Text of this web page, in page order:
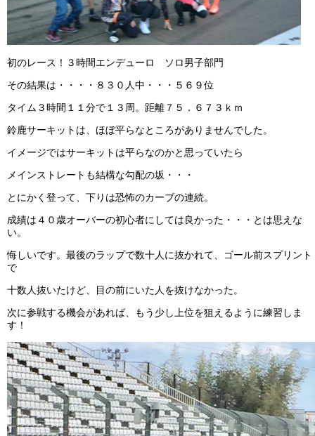
初のレース！３時間エンデューロ ソロ男子部門
その結果は・・・・８３０人中・・・５６９位
タイム３時間１１分で１３周。距離７５．６７３ｋｍ
鈴鹿サーキットは、ほぼ平らなところがありませんでした。
イメージではサーキットは平らなのかと思っていたら
メインストレートも結構な勾配の坂・・・
とにかく登って、下りは恐怖のカーブの連続。
成績は４０歳オーバーの初心者にしては良かった・・・とは思えな
い。
悔しいです。最後のラップで数十人に抜かれて、ゴール前スプリント
で
十数人抜いたけど、目の前にいた人を抜けなかった。
次に参戦する機会があれば、もう少し上位を狙えるように練習しま
す！